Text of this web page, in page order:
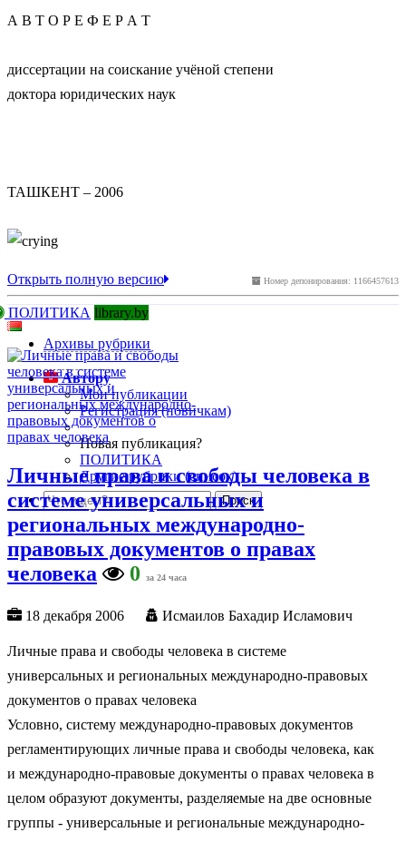
А В Т О Р Е Ф Е Р А Т
диссертации на соискание учёной степени
доктора юридических наук
ТАШКЕНТ – 2006
Номер депонирования: 1166457613
Открыть полную версию
ПОЛИТИКА library.by
Архивы рубрики
Автору
Мои публикации
Регистрация (новичкам)
Новая публикация?
ПОЛИТИКА
Другие рубрики (список)
Личные права и свободы человека в
системе универсальных и
региональных международно-
правовых документов о правах
человека
0 за 24 часа
18 декабря 2006 Исмаилов Бахадир Исламович
Личные права и свободы человека в системе
универсальных и региональных международно-правовых
документов о правах человека
Условно, систему международно-правовых документов
регламентирующих личные права и свободы человека, как
и международно-правовые документы о правах человека в
целом образуют документы, разделяемые на две основные
группы - универсальные и региональные международно-